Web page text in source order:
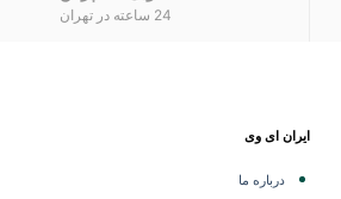
24 ساعته در تهران
ایران ای وی
درباره ما